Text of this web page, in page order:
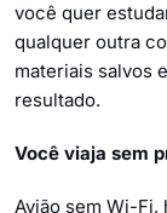
você quer
qualquer outra
materiais salvos
resultado.
Você viaja sem
Avião sem Wi-Fi,